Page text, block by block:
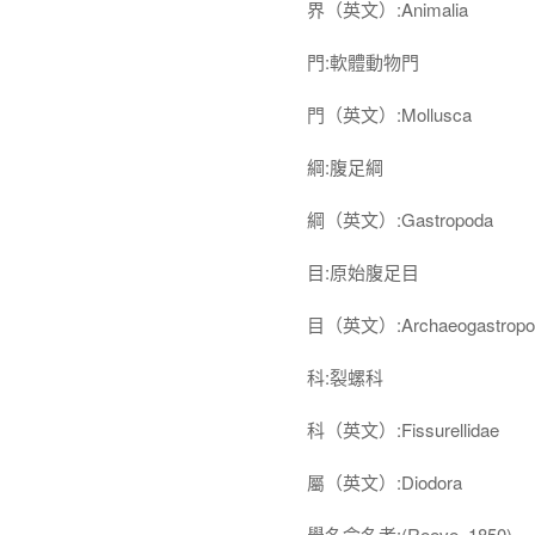
界（英文）:Animalia
門:軟體動物門
門（英文）:Mollusca
綱:腹足綱
綱（英文）:Gastropoda
目:原始腹足目
目（英文）
科:裂螺科
科（英文）:Fissurellidae
屬（英文）:Diodora